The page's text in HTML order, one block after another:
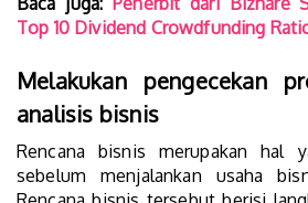
Top 10 Dividend Crowdfunding
Melakukan pengecekan
analisis bisnis
Rencana bisnis merupakan hal
sebelum menjalankan usaha